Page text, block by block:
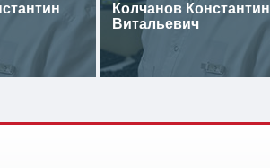
Колчанов Константин
Витальевич